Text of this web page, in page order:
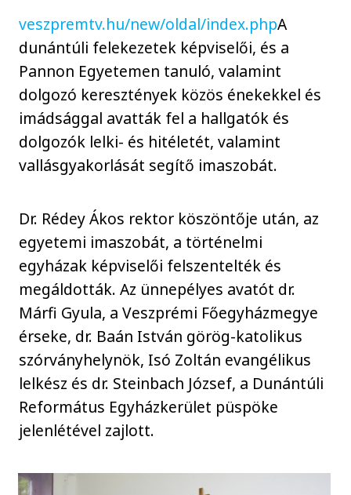
veszpremtv.hu/new/oldal/index.phpA
dunántúli felekezetek képviselői, és a
Pannon Egyetemen tanuló, valamint
dolgozó keresztények közös énekekkel és
imádsággal avatták fel a hallgatók és
dolgozók lelki- és hitéletét, valamint
vallásgyakorlását segítő imaszobát.
Dr. Rédey Ákos rektor köszöntője után, az
egyetemi imaszobát, a történelmi
egyházak képviselői felszentelték és
megáldották. Az ünnepélyes avatót dr.
Márfi Gyula, a Veszprémi Főegyházmegye
érseke, dr. Baán István görög-katolikus
szórványhelynök, Isó Zoltán evangélikus
lelkész és dr. Steinbach József, a Dunántúli
Református Egyházkerület püspöke
jelenlétével zajlott.